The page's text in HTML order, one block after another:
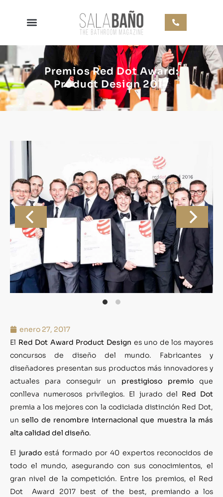
Premios Red Dot Award:
Product Design 2017
enero 27, 2017
El Red Dot Award Product Design es uno de los mayores
concursos de diseño del mundo. Fabricantes y
diseñadores presentan sus productos más innovadores y
actuales para conseguir un prestigioso premioque
conlleva numerosos privilegios. El jurado del Red Dot
premia a los mejores con la codiciada distinción Red Dot,
unsello de renombre internacional que muestra la más
alta calidad del diseño.
El juradoestá formado por 40 expertos reconocidos de
todo el mundo, asegurando con sus conocimientos, el
gran nivel de la competición. Entre los premios, el Red
Dot Award 2017 best of the best, premiando a los